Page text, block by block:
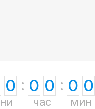
0 0 0
час
0 0
мин